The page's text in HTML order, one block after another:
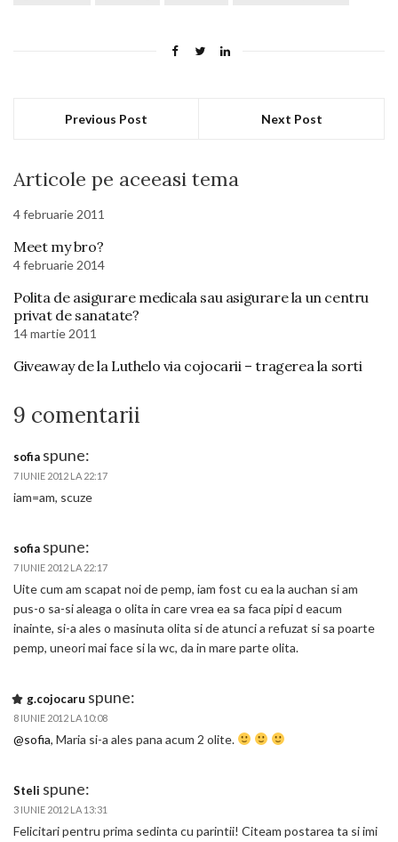
Previous Post Next Post
Articole pe aceeasi tema
4 februarie 2011
Meet my bro?
4 februarie 2014
Polita de asigurare medicala sau asigurare la un centru
privat de sanatate?
14 martie 2011
Giveaway de la Luthelo via cojocarii – tragerea la sorti
9 comentarii
sofia spune:
7 IUNIE 2012 LA 22:17
iam=am, scuze
sofia spune:
7 IUNIE 2012 LA 22:17
Uite cum am scapat noi de pemp, iam fost cu ea la auchan si am
pus-o sa-si aleaga o olita in care vrea ea sa faca pipi d eacum
inainte, si-a ales o masinuta olita si de atunci a refuzat si sa poarte
pemp, uneori mai face si la wc, da in mare parte olita.
g.cojocaru spune:
8 IUNIE 2012 LA 10:08
@sofia, Maria si-a ales pana acum 2 olite.
Steli spune:
3 IUNIE 2012 LA 13:31
Felicitari pentru prima sedinta cu parintii! Citeam postarea ta si imi